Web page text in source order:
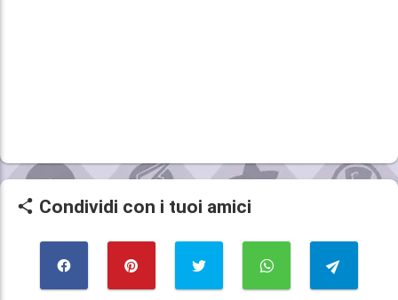
Condividi con i tuoi amici